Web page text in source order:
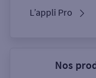
L’appli Pro
Nos